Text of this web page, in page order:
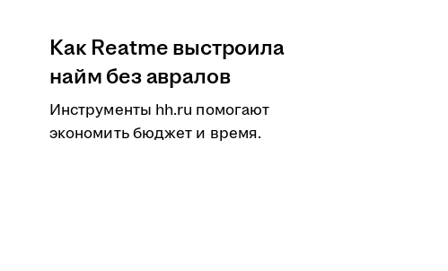
Как Reatme выстроила
найм без авралов
Инструменты hh.ru помогают
экономить бюджет и время.